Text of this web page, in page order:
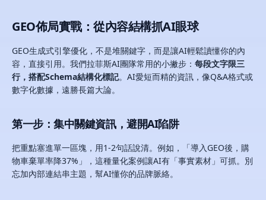
GEO佈局實戰：從內容結構抓AI眼球
GEO生成式引擎優化，不是堆關鍵字，而是讓AI輕鬆讀懂你的內
容，直接引用。我們拉菲斯AI團隊常用的小撇步： 每段文字限三
行，搭配Schema結構化標記。AI愛短而精的資訊，像Q&A格式或
數字化數據，遠勝長篇大論。
第一步：集中關鍵資訊，避開AI陷阱
把重點塞進單一區塊，用1-2句話說清。例如，「導入GEO後，購
物車棄單率降37%」，這種量化案例讓AI有「事實素材」可抓。別
忘加內部連結串主題，幫AI懂你的品牌脈絡。